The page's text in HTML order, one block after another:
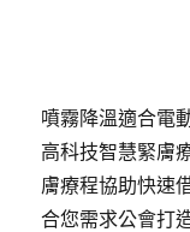
噴霧降溫適合電
高科技智慧緊膚
膚療程協助快速
合您需求公會打